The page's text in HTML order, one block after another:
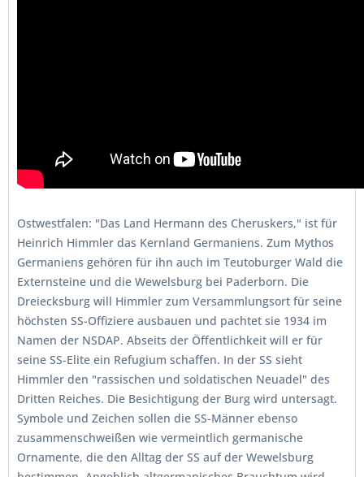
Ostwestfalen: "Das Land Hermann des Cheruskers," ist für
Heinrich Himmler das Kernland Germaniens. Zum Mythos
Germaniens gehören für ihn auch im Teutoburger Wald die
Externsteine und die Wewelsburg bei Paderborn. Die
Dreiecksburg will Himmler zum Versammlungsort für seine
höchsten SS-Offiziere ausbauen und pachtet sie 1934 im
Namen der NSDAP. Abseits der Öffentlichkeit will er für
seine SS-Elite ein Refugium schaffen. In der SS sieht
Himmler den "rassischen und soldatischen Neuadel" des
Dritten Reiches. Die Besichtigung der Burg wird untersagt.
Symbole und Zeichen sollen die SS-Männer ebenso
zusammenschweißen wie vermeintlich germanische
Ornamente, die den Alltag der SS auf der Wewelsburg